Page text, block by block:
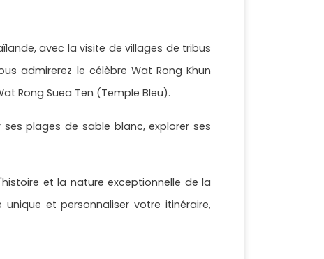
avec la visite de villages de tribus
admirerez le célèbre Wat Rong Khun
Rong Suea Ten (Temple Bleu).
plages de sable blanc, explorer ses
et la nature exceptionnelle de la
et personnaliser votre itinéraire,